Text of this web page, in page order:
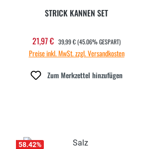
STRICK KANNEN SET
Verkaufspreis:
21,97 € REGULÄRER PREIS:
39,99 €(45.06% GESPART)
Preise inkl. MwSt. zzgl. Versandkosten
Zum Merkzettel hinzufügen
58.42%